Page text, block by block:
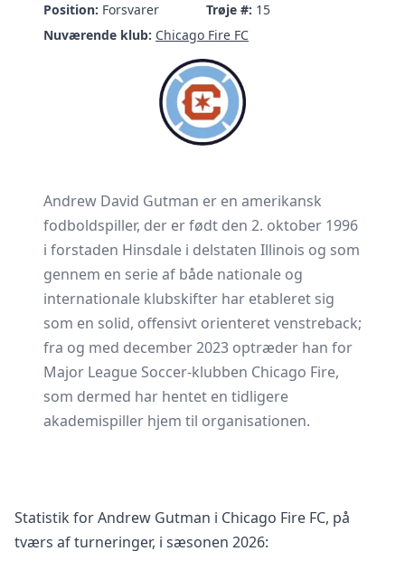
Position: Forsvarer Trøje #: 15
Nuværende klub: Chicago Fire FC
Andrew David Gutman er en amerikansk
fodboldspiller, der er født den 2. oktober 1996
i forstaden Hinsdale i delstaten Illinois og som
gennem en serie af både nationale og
internationale klubskifter har etableret sig
som en solid, offensivt orienteret venstreback;
fra og med december 2023 optræder han for
Major League Soccer-klubben Chicago Fire,
som dermed har hentet en tidligere
akademispiller hjem til organisationen.
Statistik for Andrew Gutman i Chicago Fire FC, på
tværs af turneringer, i sæsonen 2026: